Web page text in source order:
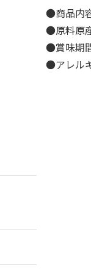
●商品内
●原料原
●賞味期
●アレル